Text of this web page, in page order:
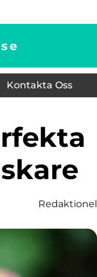
se
Kontakta Oss
Redaktionel